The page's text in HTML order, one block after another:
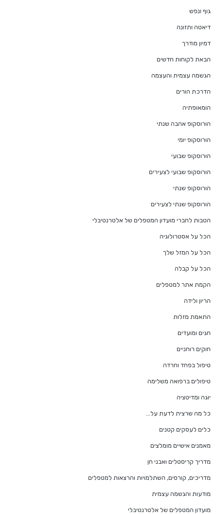
גוף ונפש
דיאטה ותזונה
דמיון מודרך
הבאת לקוחות חדשים
הגשמה עצמית והעצמה
הדרכת הורים
הומאופתיה
הורוסקופ אהבה שנתי
הורוסקופ יומי
הורוסקופ שבועי
הורוסקופ שבועי לצעירים
הורוסקופ שנתי
הורוסקופ שנתי לצעירים
הטבות לחברי מועדון המטפלים של אלטרנטיבלי
הכל על אסטרולוגיה
הכל על המזל שלך
הכל על קבלה
הקמת אתר למטפלים
הריון ולידה
התאמת מזלות
חגים ומועדים
חוקים רוחניים
טיפול בפחד וחרדה
טיפולים ברפואה משלימה
יוגה ומדיטציה
כל מה שרצית לדעת על…
כלים לעסקים קטנים
מאמנים אישיים מומלצים
מדריך קריסטלים ואבני חן
מדריכים, קורסים, השתלמויות והרצאות למטפלים
מודעות והגשמה עצמית
מועדון המטפלים של אלטרנטיבלי